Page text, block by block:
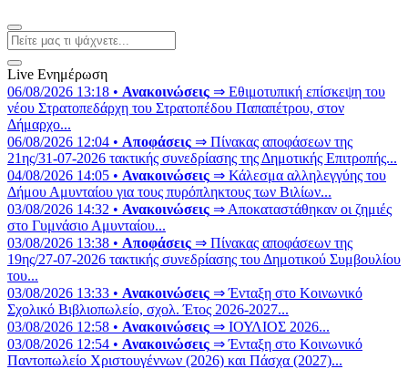
Live Ενημέρωση
06/08/2026 13:18 • Ανακοινώσεις ⇒ Εθιμοτυπική επίσκεψη του
νέου Στρατοπεδάρχη του Στρατοπέδου Παπαπέτρου, στον
Δήμαρχο...
06/08/2026 12:04 • Αποφάσεις ⇒ Πίνακας αποφάσεων της
21ης/31-07-2026 τακτικής συνεδρίασης της Δημοτικής Επιτροπής...
04/08/2026 14:05 • Ανακοινώσεις ⇒ Κάλεσμα αλληλεγγύης του
Δήμου Αμυνταίου για τους πυρόπληκτους των Βιλίων...
03/08/2026 14:32 • Ανακοινώσεις ⇒ Αποκαταστάθηκαν οι ζημιές
στο Γυμνάσιο Αμυνταίου...
03/08/2026 13:38 • Αποφάσεις ⇒ Πίνακας αποφάσεων της
19ης/27-07-2026 τακτικής συνεδρίασης του Δημοτικού Συμβουλίου
του...
03/08/2026 13:33 • Ανακοινώσεις ⇒ Ένταξη στο Κοινωνικό
Σχολικό Βιβλιοπωλείο, σχολ. Έτος 2026-2027...
03/08/2026 12:58 • Ανακοινώσεις ⇒ ΙΟΥΛΙΟΣ 2026...
03/08/2026 12:54 • Ανακοινώσεις ⇒ Ένταξη στο Κοινωνικό
Παντοπωλείο Χριστουγέννων (2026) και Πάσχα (2027)...